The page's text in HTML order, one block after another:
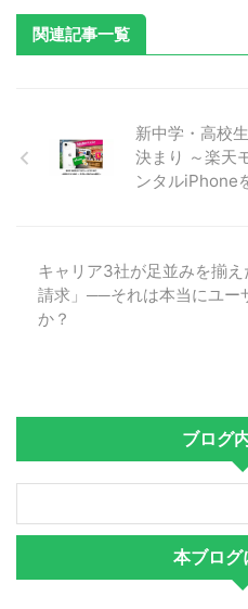
関連記事一覧
新中学・高校
決まり ～楽天
ンタルiPhone
キャリア3社が足並みを揃
請求」──それは本当にユー
か？
ブログ
本ブログ